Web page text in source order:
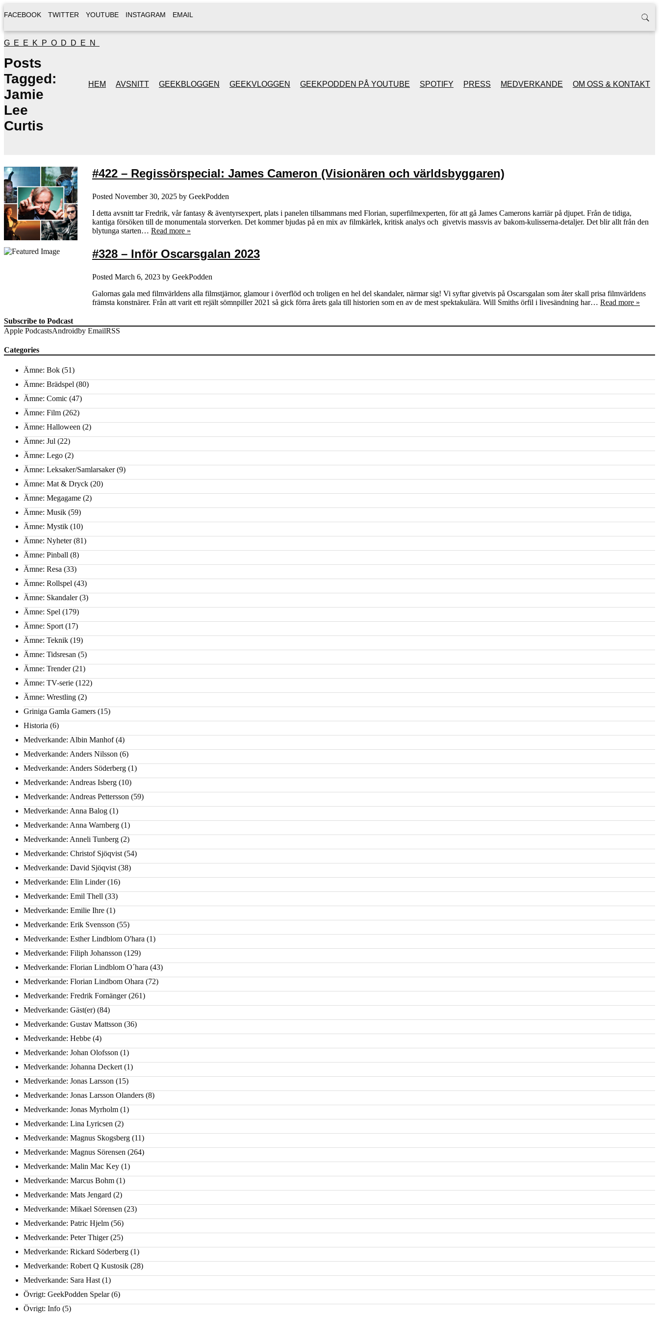
FACEBOOK TWITTER YOUTUBE INSTAGRAM EMAIL
GEEKPODDEN
HEM AVSNITT GEEKBLOGGEN GEEKVLOGGEN GEEKPODDEN PÅ YOUTUBE
JULSPECIALER 2013
SPOTIFY PRESS MEDVERKANDE OM OSS & KONTAKT
Posts
Tagged:
Jamie
Lee
Curtis
#422 – Regissörspecial: James Cameron (Visionären och världsbyggaren)
Posted November 30, 2025 by GeekPodden
I detta avsnitt tar Fredrik, vår fantasy & äventyrsexpert, plats i panelen tillsammans med Florian, superfilmexperten, för att gå James Camerons karriär på djupet. Från de tidiga,
kantiga försöken till de monumentala storverken. Det kommer bjudas på en mix av filmkärlek, kritisk analys och givetvis massvis av bakom-kulisserna-detaljer. Det blir allt från den
blytunga starten… Read more »
#328 – Inför Oscarsgalan 2023
Posted March 6, 2023 by GeekPodden
Galornas gala med filmvärldens alla filmstjärnor, glamour i överflöd och troligen en hel del skandaler, närmar sig! Vi syftar givetvis på Oscarsgalan som åter skall prisa filmvärldens
främsta konstnärer. Från att varit ett rejält sömnpiller 2021 så gick förra årets gala till historien som en av de mest spektakulära. Will Smiths örfil i livesändning har… Read more »
Subscribe to Podcast
Apple PodcastsAndroidby EmailRSS
Categories
Ämne: Bok (51)
Ämne: Brädspel (80)
Ämne: Comic (47)
Ämne: Film (262)
Ämne: Halloween (2)
Ämne: Jul (22)
Ämne: Lego (2)
Ämne: Leksaker/Samlarsaker(9)
Ämne: Mat & Dryck (20)
Ämne: Megagame (2)
Ämne: Musik (59)
Ämne: Mystik (10)
Ämne: Nyheter(81)
Ämne: Pinball (8)
Ämne: Resa (33)
Ämne: Rollspel (43)
Ämne: Skandaler(3)
Ämne: Spel (179)
Ämne: Sport (17)
Ämne: Teknik (19)
Ämne: Tidsresan (5)
Ämne: Trender(21)
Ämne: TV-serie (122)
Ämne: Wrestling (2)
Griniga Gamla Gamers (15)
Historia (6)
Medverkande: Albin Manhof(4)
Medverkande: Anders Nilsson (6)
Medverkande: Anders Söderberg (1)
Medverkande: Andreas Isberg (10)
Medverkande: Andreas Pettersson (59)
Medverkande: Anna Balog (1)
Medverkande: Anna Warnberg (1)
Medverkande: Anneli Tunberg (2)
Medverkande: Christof Sjöqvist (54)
Medverkande: David Sjöqvist (38)
Medverkande: Elin Linder(16)
Medverkande: Emil Thell (33)
Medverkande: Emilie Ihre (1)
Medverkande: Erik Svensson (55)
Medverkande: Esther Lindblom O'hara (1)
Medverkande: Filiph Johansson (129)
Medverkande: Florian Lindblom O´hara (43)
Medverkande: Florian Lindbom Ohara (72)
Medverkande: Fredrik Fornänger(261)
Medverkande: Gäst(er) (84)
Medverkande: Gustav Mattsson (36)
Medverkande: Hebbe (4)
Medverkande: Johan Olofsson (1)
Medverkande: Johanna Deckert (1)
Medverkande: Jonas Larsson (15)
Medverkande: Jonas Larsson Olanders (8)
Medverkande: Jonas Myrholm (1)
Medverkande: Lina Lyricsen (2)
Medverkande: Magnus Skogsberg (11)
Medverkande: Magnus Sörensen (264)
Medverkande: Malin Mac Key (1)
Medverkande: Marcus Bohm (1)
Medverkande: Mats Jengard (2)
Medverkande: Mikael Sörensen (23)
Medverkande: Patric Hjelm (56)
Medverkande: Peter Thiger(25)
Medverkande: Rickard Söderberg (1)
Medverkande: Robert Q Kustosik (28)
Medverkande: Sara Hast (1)
Övrigt: GeekPodden Spelar(6)
Övrigt: Info (5)